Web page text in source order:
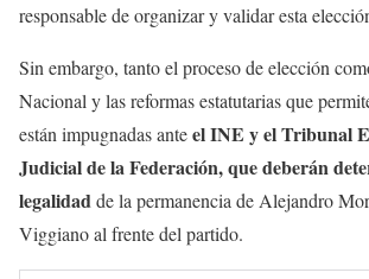
responsable de organizar y validar esta
Sin embargo, tanto el proceso de elección
Nacional y las reformas estatutarias que
están impugnadas anteel INE y el Tribunal
Judicial de la Federación, que deberán
legalidadde la permanencia de Alejandro
Viggiano al frente del partido.